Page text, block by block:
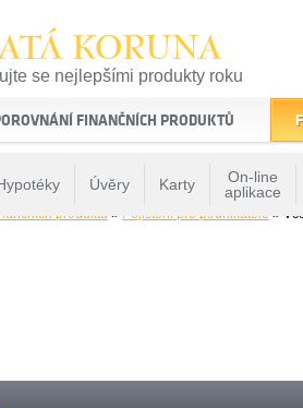
KORUNA
se nejlepšími produkty roku
a kvality na finančním trhu
FINANČNÍCH PRODUKTŮ
Úvěry Karty
On-line
aplikace
produktů » Pojištění pro podnikatele »